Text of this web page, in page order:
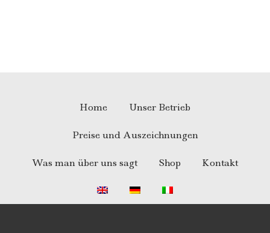
Home Unser Betrieb
Preise und Auszeichnungen
Was man über uns sagt Shop Kontakt